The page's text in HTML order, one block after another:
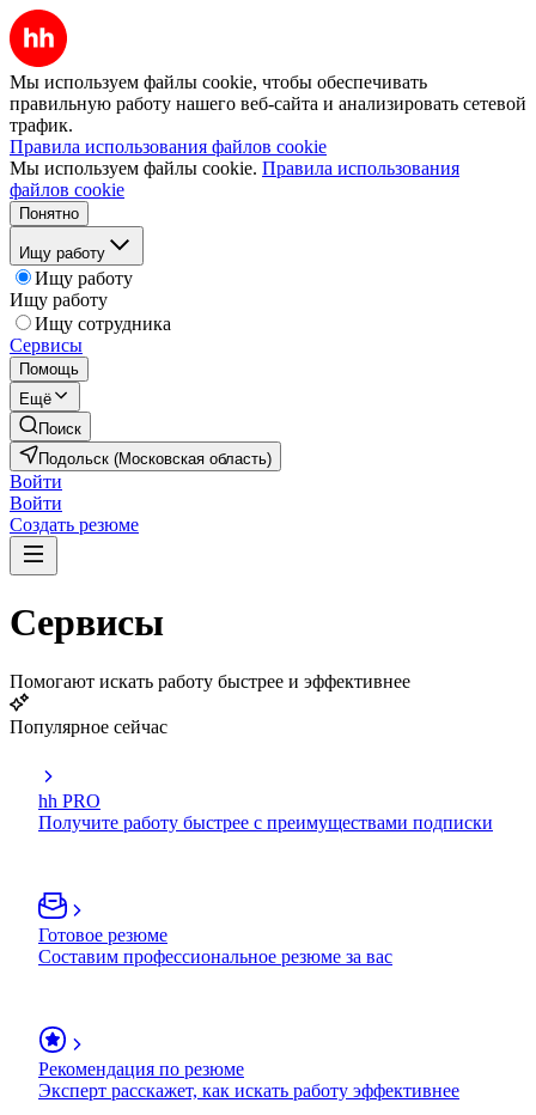
Мы используем файлы cookie, чтобы обеспечивать
правильную работу нашего веб-сайта и анализировать сетевой
трафик.
Правила использования файлов cookie
Мы используем файлы cookie. Правила использования
файлов cookie
Понятно
Ищу работу
Ищу работу
Ищу работу
Ищу сотрудника
Сервисы
Помощь
Ещё
Поиск
Подольск (Московская область)
Войти
Войти
Создать резюме
Сервисы
Помогают искать работу быстрее и эффективнее
Популярное сейчас
hh PRO
Получите работу быстрее с преимуществами подписки
Готовое резюме
Составим профессиональное резюме за вас
Рекомендация по резюме
Эксперт расскажет, как искать работу эффективнее